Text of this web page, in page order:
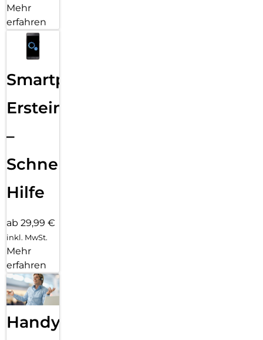
Mehr
erfahren
Smartphone
Ersteinrichtung
–
Schnelle
Hilfe
ab 29,99 €
inkl. MwSt.
Mehr
erfahren
Handy